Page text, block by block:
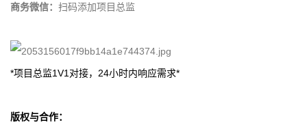
商务微信： 扫码添加项目总监
*项目总监1V1对接，24小时内响应需求*
版权与合作：